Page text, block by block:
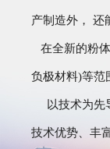
产制造外，
在全新的粉体
负极材料)等范
以技术为先导
技术优势、